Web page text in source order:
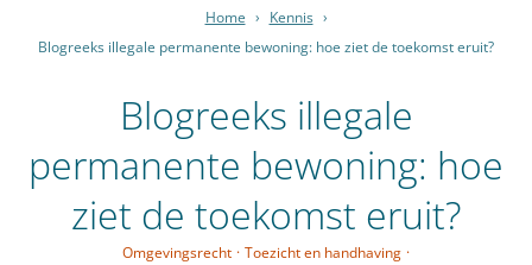
Home › Kennis ›
Blogreeks illegale permanente bewoning: hoe ziet de toekomst eruit?
Blogreeks illegale
permanente bewoning: hoe
ziet de toekomst eruit?
Omgevingsrecht · Toezicht en handhaving ·